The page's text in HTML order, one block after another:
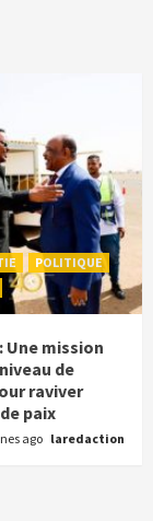
POLITIQUE
Une mission
de
raviver
paix
ago laredaction